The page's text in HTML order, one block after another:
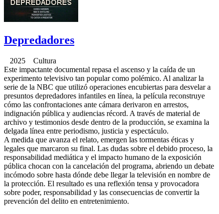
Depredadores
2025 Cultura
Este impactante documental repasa el ascenso y la caída de un
experimento televisivo tan popular como polémico. Al analizar la
serie de la NBC que utilizó operaciones encubiertas para desvelar a
presuntos depredadores infantiles en línea, la película reconstruye
cómo las confrontaciones ante cámara derivaron en arrestos,
indignación pública y audiencias récord. A través de material de
archivo y testimonios desde dentro de la producción, se examina la
delgada línea entre periodismo, justicia y espectáculo.
A medida que avanza el relato, emergen las tormentas éticas y
legales que marcaron su final. Las dudas sobre el debido proceso, la
responsabilidad mediática y el impacto humano de la exposición
pública chocan con la cancelación del programa, abriendo un debate
incómodo sobre hasta dónde debe llegar la televisión en nombre de
la protección. El resultado es una reflexión tensa y provocadora
sobre poder, responsabilidad y las consecuencias de convertir la
prevención del delito en entretenimiento.